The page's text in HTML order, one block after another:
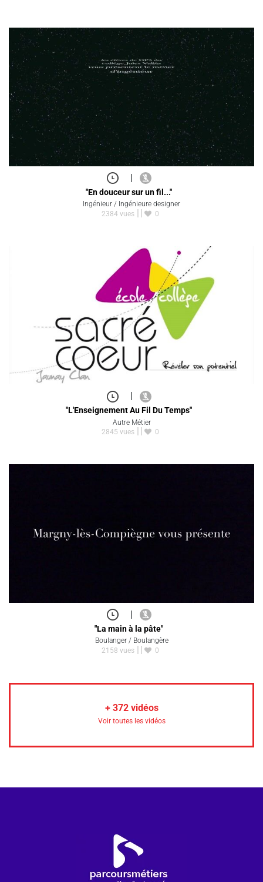
|
"En douceur sur un fil..."
Ingénieur / Ingénieure designer
2384 vues
0
|
"L'Enseignement Au Fil Du Temps"
Autre Métier
2845 vues
0
|
"La main à la pâte"
Boulanger / Boulangère
2158 vues
0
+ 372vidéos
Voir toutes les vidéos